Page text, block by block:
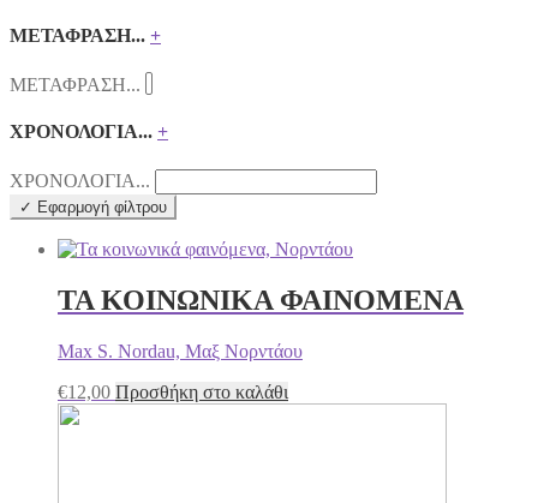
ΜΕΤΑΦΡΑΣΗ... +
ΜΕΤΑΦΡΑΣΗ...
ΧΡΟΝΟΛΟΓΙΑ... +
ΧΡΟΝΟΛΟΓΙΑ...
✓ Εφαρμογή φίλτρου
ΤΑ ΚΟΙΝΩΝΙΚΑ ΦΑΙΝΟΜΕΝΑ
Max S. Nordau, Μαξ Νορντάου
€12,00 Προσθήκη στο καλάθι